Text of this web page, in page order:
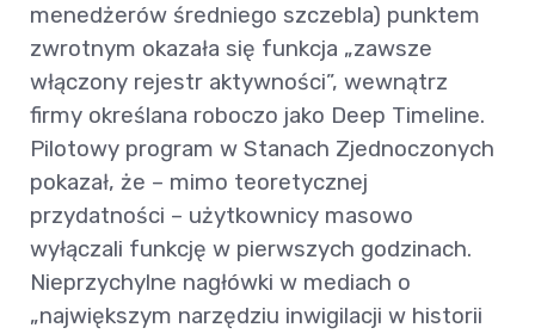
menedżerów średniego szczebla) punktem
zwrotnym okazała się funkcja „zawsze
włączony rejestr aktywności”, wewnątrz
firmy określana roboczo jako Deep Timeline.
Pilotowy program w Stanach Zjednoczonych
pokazał, że – mimo teoretycznej
przydatności – użytkownicy masowo
wyłączali funkcję w pierwszych godzinach.
Nieprzychylne nagłówki w mediach o
„największym narzędziu inwigilacji w historii